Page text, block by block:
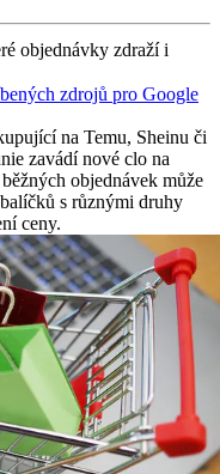
objednávky zdraží i
zdrojů pro Google
na Temu, Sheinu či
zavádí nové clo na
objednávek může
s různými druhy
ceny.